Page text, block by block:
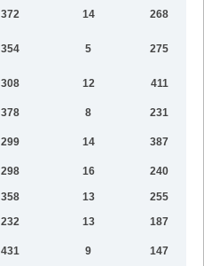
372 14 268
354 5 275
308 12 411
378 8 231
299 14 387
298 16 240
358 13 255
232 13 187
431 9 147